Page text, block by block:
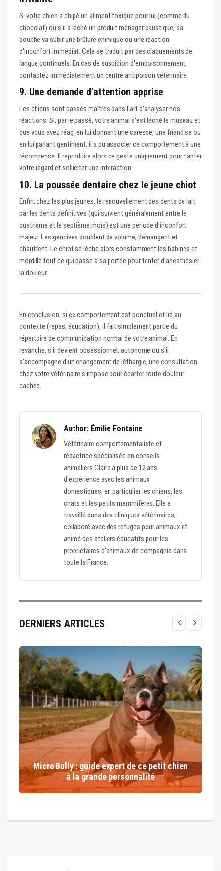
Si votre chien a chipé un aliment toxique pour lui (comme du
chocolat) ou s'il a léché un produit ménager caustique, sa
bouche va subir une brûlure chimique ou une réaction
d'inconfort immédiat. Cela se traduit par des claquements de
langue continuels. En cas de suspicion d'empoisonnement,
contactez immédiatement un centre antipoison vétérinaire.
9. Une demande d'attention apprise
Les chiens sont passés maîtres dans l'art d'analyser nos
réactions. Si, par le passé, votre animal s'est léché le museau et
que vous avez réagi en lui donnant une caresse, une friandise ou
en lui parlant gentiment, il a pu associer ce comportement à une
récompense. Il reproduira alors ce geste uniquement pour capter
votre regard et solliciter une interaction.
10. La poussée dentaire chez le jeune chiot
Enfin, chez les plus jeunes, le renouvellement des dents de lait
par les dents définitives (qui survient généralement entre le
quatrième et le septième mois) est une période d'inconfort
majeur. Les gencives doublent de volume, démangent et
chauffent. Le chiot se lèche alors constamment les babines et
mordille tout ce qui passe à sa portée pour tenter d'anesthésier
la douleur.
En conclusion, si ce comportement est ponctuel et lié au
contexte (repas, éducation), il fait simplement partie du
répertoire de communication normal de votre animal. En
revanche, s'il devient obsessionnel, autonome ou s'il
s'accompagne d'un changement de léthargie, une consultation
chez votre vétérinaire s'impose pour écarter toute douleur
cachée.
Author: Émilie Fontaine
Vétérinaire comportementaliste et
rédactrice spécialisée en conseils
animaliers Claire a plus de 12 ans
d'expérience avec les animaux
domestiques, en particulier les chiens, les
chats et les petits mammifères. Elle a
travaillé dans des cliniques vétérinaires,
collaboré avec des refuges pour animaux et
animé des ateliers éducatifs pour les
propriétaires d'animaux de compagnie dans
toute la France.
DERNIERS ARTICLES
Micro Bully : guide expert de ce petit chien
à la grande personnalité